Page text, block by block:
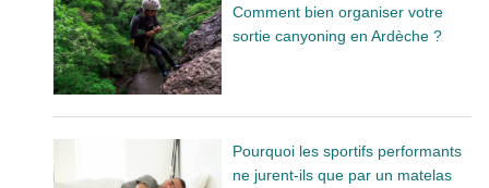
Comment bien organiser votre
sortie canyoning en Ardèche ?
Pourquoi les sportifs performants
ne jurent-ils que par un matelas